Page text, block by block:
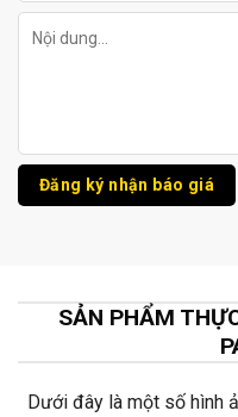
SẢN PHẨM
Dưới đây là một số hình